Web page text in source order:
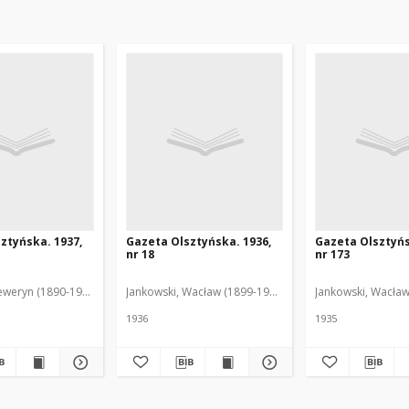
1937,
(1890-1940). Red.
Gazeta Olsztyńska. 1936,
nr 18
Jankowski, Wacław (1899-1975). Red.
1936
Gazeta
nr 173
Jankowski,
1935